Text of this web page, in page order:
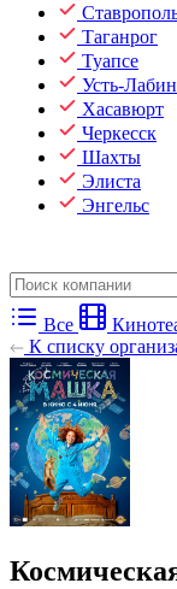
Таганрог
Туапсе
Усть-
Хасавюрт
Черкесск
Шахты
Элиста
Энгельс
Все
К списку